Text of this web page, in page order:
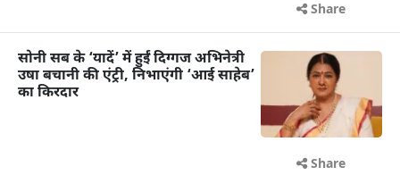
Share
सोनी सब के ‘यादें’ में हुईं दिग्गज अभिनेत्री
उषा बचानी की एंट्री, निभाएंगी ‘आई साहेब’
का किरदार
Share